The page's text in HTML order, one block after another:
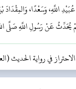
اللَّهِ، وَسَعْدًا،
يُحَدِّثُ عَنْ رَسُولِ اللَّهِ صَلَّى
الاحتراز في رواية الحديث